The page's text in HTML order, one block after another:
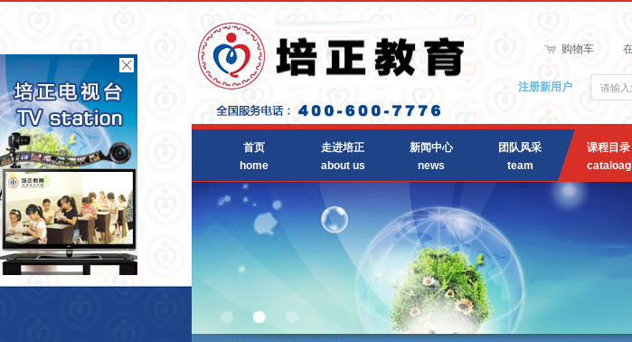
购物车
注册新用户
首页
home
走进培正
about us
新闻中心
news
团队风采
team
课程目录
cataloag